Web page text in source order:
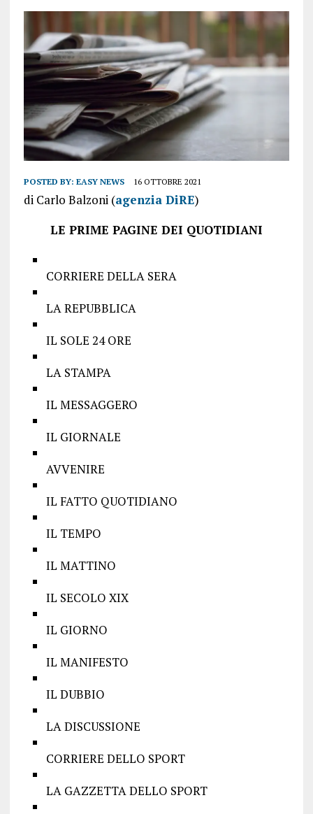
POSTED BY: EASY NEWS 16 OTTOBRE 2021
di Carlo Balzoni (agenzia DiRE)
LE PRIME PAGINE DEI QUOTIDIANI
CORRIERE DELLA SERA
LA REPUBBLICA
IL SOLE 24 ORE
LA STAMPA
IL MESSAGGERO
IL GIORNALE
AVVENIRE
IL FATTO QUOTIDIANO
IL TEMPO
IL MATTINO
IL SECOLO XIX
IL GIORNO
IL MANIFESTO
IL DUBBIO
LA DISCUSSIONE
CORRIERE DELLO SPORT
LA GAZZETTA DELLO SPORT